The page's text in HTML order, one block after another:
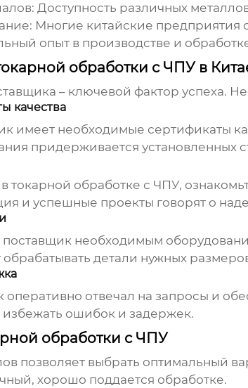
Доступность различных
Многие китайские
опыт в производстве и
обработки с ЧПУ в
– ключевой фактор успеха.
качества
имеет необходимые сертификаты
придерживается установленных
токарной обработке с ЧПУ,
и успешные проекты говорят о
необходимым
детали нужных
отвечал на запросы и
ошибок и задержек.
обработки с ЧПУ
позволяет выбрать оптимальный
хорошо поддается обработке.